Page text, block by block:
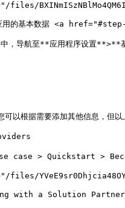
files/
应用的基本数据 <a
，导航至**应用程序设置**>**
可以根据需要添加其他信息，但以
Use case > Quickstart >
files/
with a Solution Partner